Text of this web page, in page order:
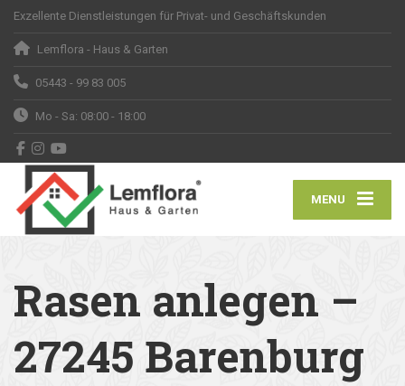
Exzellente Dienstleistungen für Privat- und Geschäftskunden
Lemflora - Haus & Garten
05443 - 99 83 005
Mo - Sa: 08:00 - 18:00
MENU
Rasen anlegen –
27245 Barenburg